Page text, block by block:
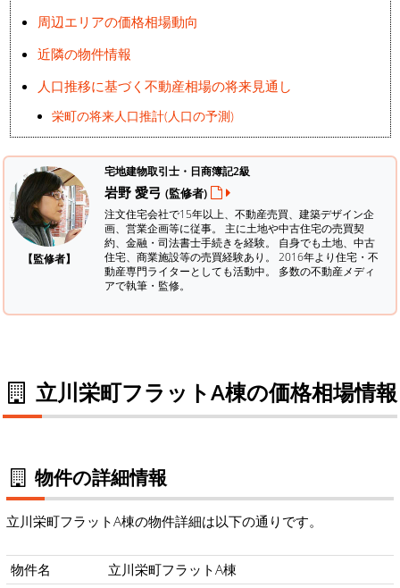
周辺エリアの価格相場動向
近隣の物件情報
人口推移に基づく不動産相場の将来見通し
栄町の将来人口推計(人口の予測)
【監修者】
宅地建物取引士・日商簿記2級
岩野 愛弓 (監修者)
注文住宅会社で15年以上、不動産売買、建築デザイン企
画、営業企画等に従事。 主に土地や中古住宅の売買契
約、金融・司法書士手続きを経験。 自身でも土地、中古
住宅、商業施設等の売買経験あり。 2016年より住宅・不
動産専門ライターとしても活動中。 多数の不動産メディ
アで執筆・監修。
立川栄町フラットA棟の価格相場情報
物件の詳細情報
立川栄町フラットA棟の物件詳細は以下の通りです。
物件名
立川栄町フラットA棟